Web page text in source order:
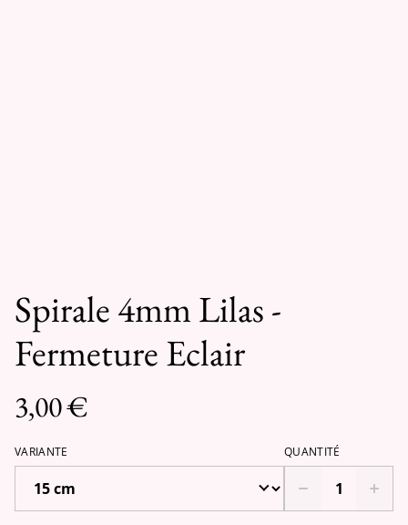
Spirale 4mm Lilas -
Fermeture Eclair
3,00 €
VARIANTE QUANTITÉ